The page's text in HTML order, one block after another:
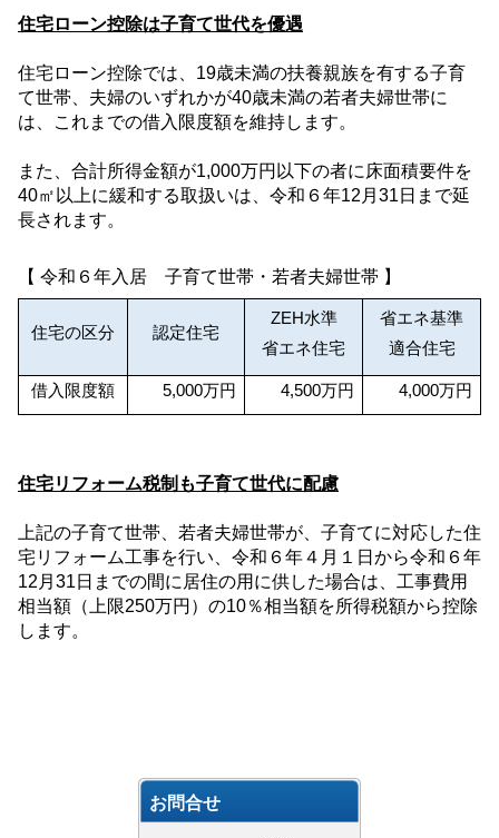
住宅ローン控除は子育て世代を優遇
住宅ローン控除では、 19歳未満の扶養親族を有する子育
て世帯、夫婦のいずれかが40歳未満の若者夫婦世帯に
は、これまでの借入限度額を維持します。
また、合計所得金額が1,000万円以下の者に床面積要件を
40㎡以上に緩和する取扱いは、令和６年12 月 31 日まで延
長されます。
【 令和６年入居 子育て世帯・若者夫婦世帯 】
住宅の区分 認定住宅
ZEH水準
省エネ住宅
省エネ基準
適合住宅
借入限度額 5,000万円 4,500万円 4,000万円
住宅リフォーム税制も子育て世代に配慮
上記の子育て世帯、若者夫婦世帯が、子育てに対応した住
宅リフォーム工事を行い、令和６年４月１日から令和６年
12 月 31 日までの間に居住の用に供した場合は、工事費用
相当額（上限250万円）の10％相当額を所得税額から控除
します。
お問合せ